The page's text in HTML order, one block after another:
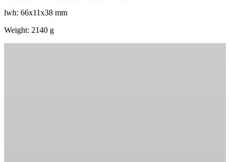
lwh: 66x11x38 mm
Weight: 2140 g